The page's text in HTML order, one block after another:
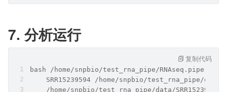
7. 分析运行
bash /home/snpbio/test_rna_pipe/RNAseq.pipe.sh \
SRR15239594 /home/snpbio/test_rna_pipe/out \
/home/snpbio/test_rna_pipe/data/
复制代码